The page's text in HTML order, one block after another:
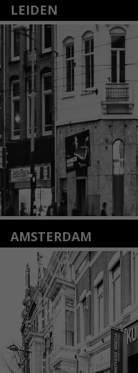
LEIDEN
Nieuwstraat 35
2312 KA Leiden
+31(0)71 – 52 84 480
info@kunsthuisleiden.nl
Lees meer
AMSTERDAM
Amstelveenseweg 135
1075 VX Amsterdam
+31 (0)20 2332546
info@kunsthuisamsterdam.nl
Lees meer